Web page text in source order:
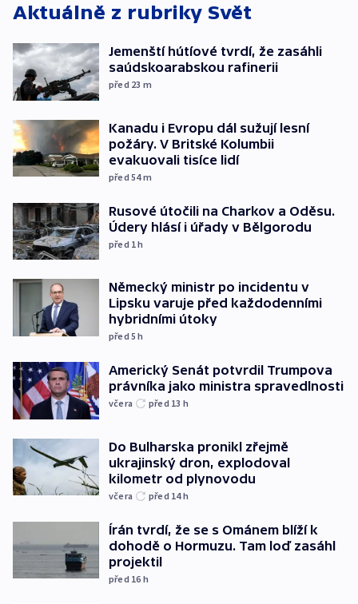
Aktuálně z rubriky Svět
Jemenští hútíové tvrdí, že zasáhli
saúdskoarabskou rafinerii
před 23 m
Kanadu i Evropu dál sužují lesní
požáry. V Britské Kolumbii
evakuovali tisíce lidí
před 54m
Rusové útočili na Charkov a Oděsu.
Údery hlásí i úřady v Bělgorodu
před 1h
Německý ministr po incidentu v
Lipsku varuje před každodenními
hybridními útoky
před 5h
Americký Senát potvrdil Trumpova
právníka jako ministra spravedlnosti
včera před 13 h
Do Bulharska pronikl zřejmě
ukrajinský dron, explodoval
kilometr od plynovodu
včera před 14h
Írán tvrdí, že se s Ománem blíží k
dohodě o Hormuzu. Tam loď zasáhl
projektil
před 16 h